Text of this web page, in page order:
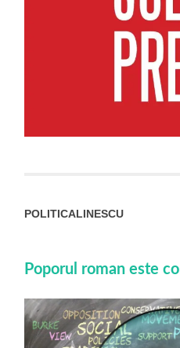
POLITICALINESCU
Poporul roman este